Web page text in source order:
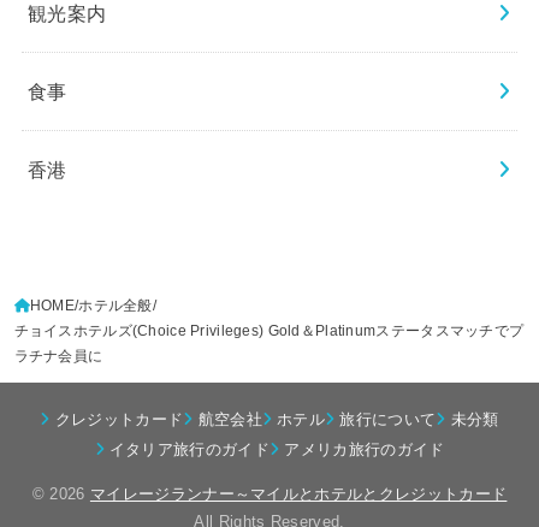
観光案内
食事
香港
HOME ホテル全般
チョイスホテルズ(Choice Privileges) Gold＆Platinumステータスマッチでプ
ラチナ会員に
クレジットカード 航空会社 ホテル 旅行について
未分類
イタリア旅行のガイド
アメリカ旅行のガイド
© 2026 マイレージランナー～マイルとホテルとクレジットカード
All Rights Reserved.